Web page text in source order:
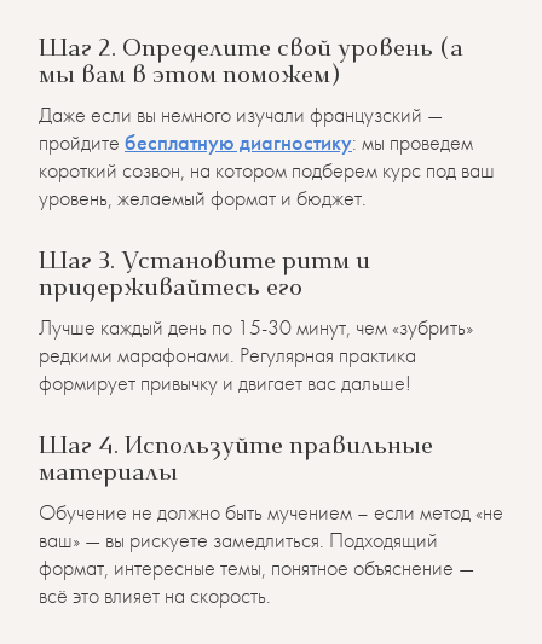
Шаг 2. Определите свой уровень (а
мы вам в этом поможем)
Даже если вы немного изучали французский —
пройдите бесплатную диагностику: мы проведем
короткий созвон, на котором подберем курс под ваш
уровень, желаемый формат и бюджет.
Шаг 3. Установите ритм и
придерживайтесь его
Лучше каждый день по 15-30 минут, чем «зубрить»
редкими марафонами. Регулярная практика
формирует привычку и двигает вас дальше!
Шаг 4. Используйте правильные
материалы
Обучение не должно быть мучением – если метод «не
ваш» — вы рискуете замедлиться. Подходящий
формат, интересные темы, понятное объяснение —
всё это влияет на скорость.